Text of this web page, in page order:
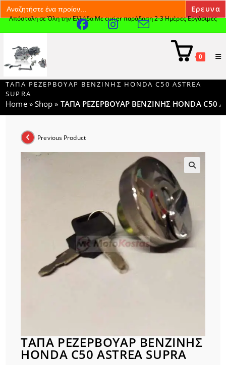
Search
for:
Skip
to
content
Απόστολη σε Όλη την Ελλάδα Με curier παράδοση 2-3 Ημέρες Εργάσιμες
0
ΤΑΠΑ ΡΕΖΕΡΒΟΥΑΡ ΒΕΝΖΙΝΗΣ HONDA C50 ASTREA
SUPRA
Home» Shop » ΤΑΠΑ ΡΕΖΕΡΒΟΥΑΡ ΒΕΝΖΙΝΗΣ HONDA C50
Previous Product
ΤΑΠΑ ΡΕΖΕΡΒΟΥΑΡ ΒΕΝΖΙΝΗΣ
HONDA C50 ASTREA SUPRA